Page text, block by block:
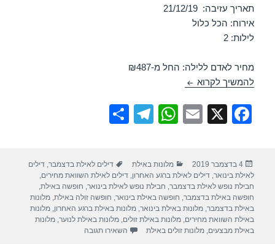
תאריך עזיבה: 21/12/19
אירוח: הכל כלול
לילות: 2
מחיר לאדם ללילה: החל מ-₪487
להמשיך לקרוא מלון לאונרדו פריוילג – אילת 19/12/2019
F
e
b
o
o
X
E
W
s
A
p
p
T
gr
a
m
e
פורסם
בתאריך
4 בדצמבר 2019 קטגוריות
מלונות באילת תגיות
דילים לאילת בדצמבר,דילים
לאילת בינואר,דילים לאילת ברגע האחרון,דילים לאילת השוואת מחירים,
חבילת נופש לאילת בדצמבר, חבילת נופש לאילת בינואר, חופשה באילת,
חופשה באילת בדצמבר, חופשה באילת בינואר, חופשה זולה באילת,מלונות
באילת בדצמבר,מלונות באילת בינואר,מלונות באילת ברגע האחרון,מלונות
באילת השוואת מחירים,מלונות באילת זולים,מלונות באילת לנוער,מלונות
באילת מבצעים,מלונות זולים באילת השאירו תגובה